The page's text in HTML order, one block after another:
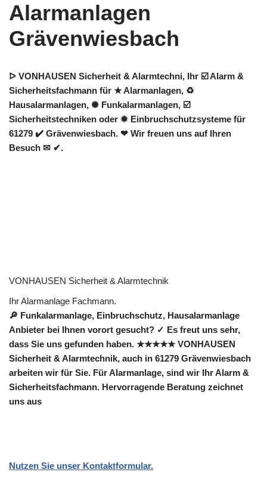
Alarmanlagen
Grävenwiesbach
ᐅ VONHAUSEN Sicherheit & Alarmtechni, Ihr ☑️ Alarm &
Sicherheitsfachmann für ★ Alarmanlagen, ♻
Hausalarmanlagen, ✺ Funkalarmanlagen, ☑️
Sicherheitstechniken oder ✹ Einbruchschutzsysteme für
61279 ✔️ Grävenwiesbach. ❤ Wir freuen uns auf Ihren
Besuch ✉ ✔.
VONHAUSEN Sicherheit & Alarmtechnik
Ihr Alarmanlage Fachmann.
🔎 Funkalarmanlage, Einbruchschutz, Hausalarmanlage
Anbieter bei Ihnen vorort gesucht? ✓ Es freut uns sehr,
dass Sie uns gefunden haben. ★★★★★ VONHAUSEN
Sicherheit & Alarmtechnik, auch in 61279 Grävenwiesbach
arbeiten wir für Sie. Für Alarmanlage, sind wir Ihr Alarm &
Sicherheitsfachmann. Hervorragende Beratung zeichnet
uns aus
Nutzen Sie unser Kontaktformular.